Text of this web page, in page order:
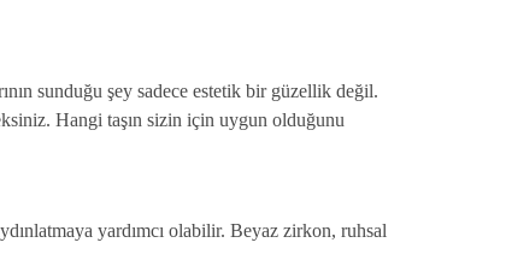
sunduğu şey sadece estetik bir güzellik değil.
Hangi taşın sizin için uygun olduğunu
yardımcı olabilir. Beyaz zirkon, ruhsal